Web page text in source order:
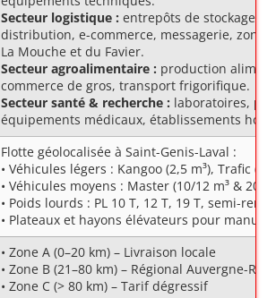
Secteur logistique : entrepôts de stockage,
distribution, e-commerce, messagerie,
La Mouche et du Favier.
Secteur agroalimentaire : production
commerce de gros, transport frigorifique.
Secteur santé & recherche : laboratoires,
équipements médicaux, établissements
Flotte géolocalisée à Saint-Genis-Laval :
• Véhicules légers : Kangoo (2,5 m³), Trafic (5
• Véhicules moyens : Master (10/12 m³ & 20
• Poids lourds : PL 10 T, 12 T, 19 T, semi-
• Plateaux et hayons élévateurs pour
• Zone A (0–20 km) – Livraison locale
• Zone B (21–80 km) – Régional Auvergne-
• Zone C (> 80 km) – Tarif dégressif